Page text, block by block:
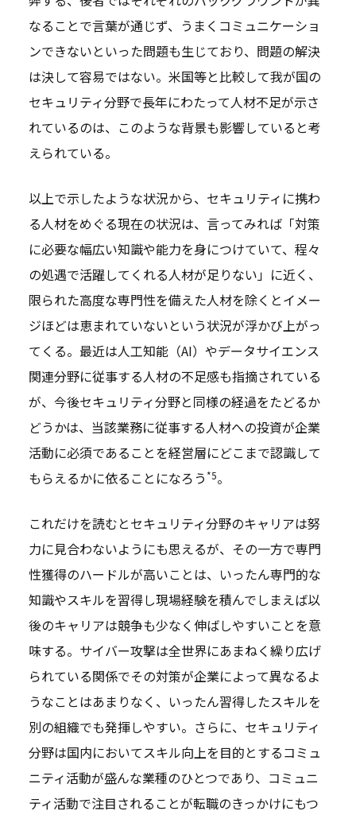
なることで言葉が通じず、うまくコミュニケーショ
ンできないといった問題も生じており、問題の解決
は決して容易ではない。米国等と比較して我が国の
セキュリティ分野で長年にわたって人材不足が示さ
れているのは、このような背景も影響していると考
えられている。
以上で示したような状況から、セキュリティに携わ
る人材をめぐる現在の状況は、言ってみれば「対策
に必要な幅広い知識や能力を身につけていて、程々
の処遇で活躍してくれる人材が足りない」に近く、
限られた高度な専門性を備えた人材を除くとイメー
ジほどは恵まれていないという状況が浮かび上がっ
てくる。最近は人工知能（AI）やデータサイエンス
関連分野に従事する人材の不足感も指摘されている
が、今後セキュリティ分野と同様の経過をたどるか
どうかは、当該業務に従事する人材への投資が企業
活動に必須であることを経営層にどこまで認識して
もらえるかに依ることになろう *5。
これだけを読むとセキュリティ分野のキャリアは努
力に見合わないようにも思えるが、その一方で専門
性獲得のハードルが高いことは、いったん専門的な
知識やスキルを習得し現場経験を積んでしまえば以
後のキャリアは競争も少なく伸ばしやすいことを意
味する。サイバー攻撃は全世界にあまねく繰り広げ
られている関係でその対策が企業によって異なるよ
うなことはあまりなく、いったん習得したスキルを
別の組織でも発揮しやすい。さらに、セキュリティ
分野は国内においてスキル向上を目的とするコミュ
ニティ活動が盛んな業種のひとつであり、コミュニ
ティ活動で注目されることが転職のきっかけにもつ